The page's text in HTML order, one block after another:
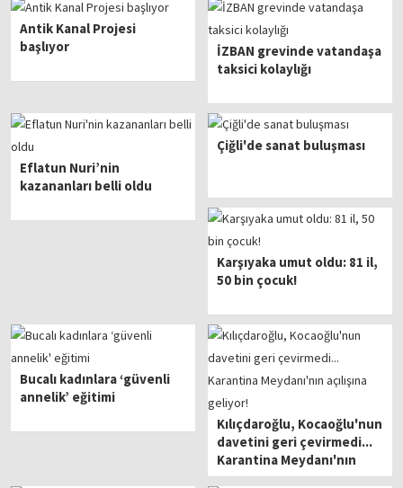
Antik Kanal Projesi
başlıyor
İZBAN grevinde vatandaşa
taksici kolaylığı
Eflatun Nuri’nin
kazananları belli oldu
Çiğli'de sanat buluşması
Karşıyaka umut oldu: 81 il,
50 bin çocuk!
Bucalı kadınlara ‘güvenli
annelik’ eğitimi
Kılıçdaroğlu, Kocaoğlu'nun
davetini geri çevirmedi...
Karantina Meydanı'nın
açılışına geliyor!